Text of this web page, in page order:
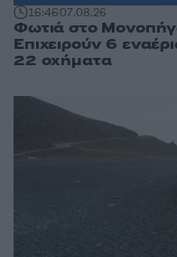
16:4607.08.26
Φωτιά στο
Επιχειρούν 6
22 οχήματα